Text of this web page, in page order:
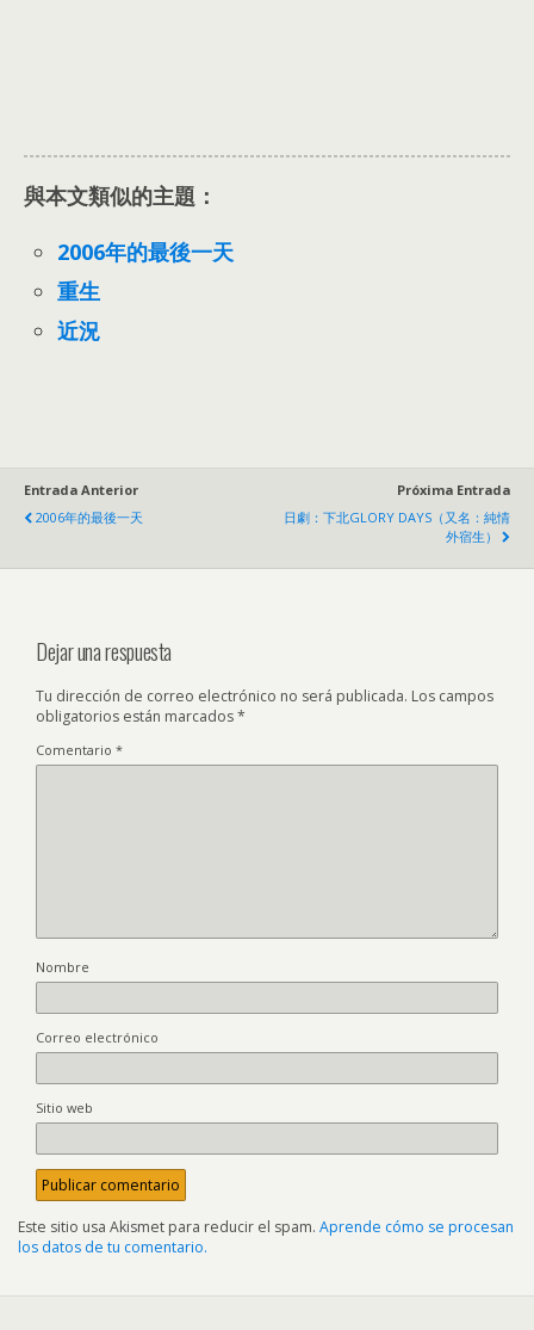
與本文類似的主題：
2006年的最後一天
重生
近況
Entrada Anterior
2006年的最後一天
Próxima Entrada
日劇 ： 下北GLORY DAYS（又名 ： 純情
外宿生）
Dejar una respuesta
Tu dirección de correo electrónico no será publicada. Los campos
obligatorios están marcados*
Comentario *
Nombre
Correo electrónico
Sitio web
Este sitio usa Akismet para reducir el spam. Aprende cómo se procesan
los datos de tu comentario.